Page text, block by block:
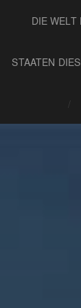
DIE WELT
STAATEN